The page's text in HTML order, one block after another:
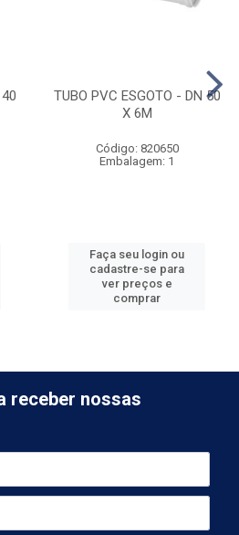
TUBO PVC ESGOTO - DN 50
X 6M
Código: 820650
Embalagem: 1
Faça seu login ou
cadastre-se para
ver preços e
comprar
receber nossas